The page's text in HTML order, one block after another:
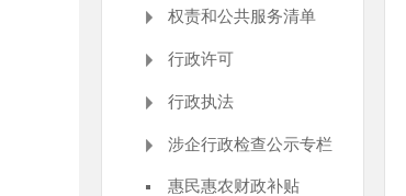
权责和公共服务清单
行政许可
行政执法
涉企行政检查公示专栏
惠民惠农财政补贴